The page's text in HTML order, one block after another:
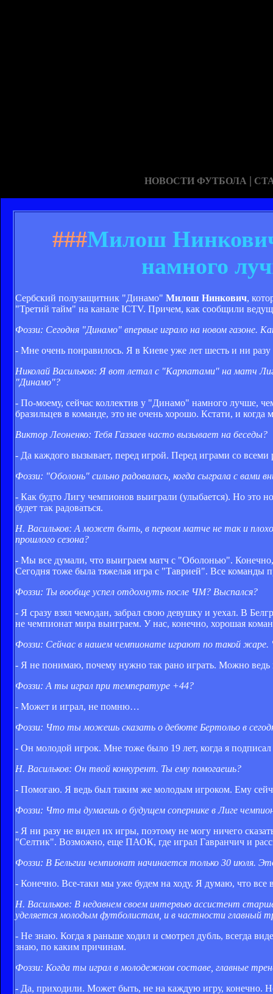
НОВОСТИ ФУТБОЛА |
###Милош
намного
Сербский полузащитник "Динамо" Милош Нинкович,
"Третий тайм" на канале ICTV. Причем, как сообщили
Фоззи: Сегодня "Динамо" впервые играло на новом газоне.
- Мне очень понравилось. Я в Киеве уже лет шесть и ни
Николай Васильков: Я вот летал с "Карпатами" на матч
"Динамо"?
- По-моему, сейчас коллектив у "Динамо" намного лучше,
бразильцев в команде, это не очень хорошо. Кстати, и когда
Виктор Леоненко: Тебя Газзаев часто вызывает на беседы?
- Да каждого вызывает, перед игрой. Перед играми со всеми
Фоззи: "Оболонь" сильно радовалась, когда сыграла с вами
- Как будто Лигу чемпионов выиграли (улыбается). Но это
будет так радоваться.
Н. Васильков: А может быть, в первом матче не так и
прошлого сезона?
- Мы все думали, что выиграем матч с "Оболонью". Конечно,
Сегодня тоже была тяжелая игра с "Таврией". Все команды
Фоззи: Ты вообще успел отдохнуть после ЧМ? Выспался?
- Я сразу взял чемодан, забрал свою девушку и уехал. В
не чемпионат мира выиграем. У нас, конечно, хорошая
Фоззи: Сейчас в нашем чемпионате играют по такой жаре.
- Я не понимаю, почему нужно так рано играть. Можно ведь
Фоззи: А ты играл при температуре +44?
- Может и играл, не помню…
Фоззи: Что ты можешь сказать о дебюте Бертольо в
- Он молодой игрок. Мне тоже было 19 лет, когда я
Н. Васильков: Он твой конкурент. Ты ему помогаешь?
- Помогаю. Я ведь был таким же молодым игроком. Ему
Фоззи: Что ты думаешь о будущем сопернике в Лиге
- Я ни разу не видел их игры, поэтому не могу ничего
"Селтик". Возможно, еще ПАОК, где играл Гавранчич и
Фоззи: В Бельгии чемпионат начинается только 30 июля.
- Конечно. Все-таки мы уже будем на ходу. Я думаю, что
Н. Васильков: В недавнем своем интервью ассистент
уделяется молодым футболистам, и в частности главный
- Не знаю. Когда я раньше ходил и смотрел дубль, всегда
знаю, по каким причинам.
Фоззи: Когда ты играл в молодежном составе, главные
- Да, приходили. Может быть, не на каждую игру, конечно.